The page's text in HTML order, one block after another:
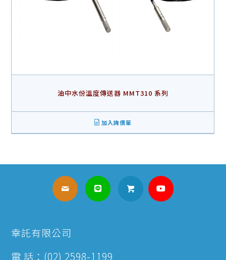
油中水份溫度傳送器 MMT310 系列
加入詢價單
幸託有限公司
電 話：(02) 2598-1199